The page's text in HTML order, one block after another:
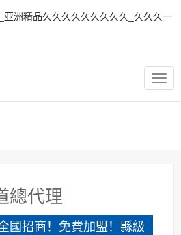
亚洲精品久久久久久久久久久_久久久一
總代理
國招商！免費加盟！縣級